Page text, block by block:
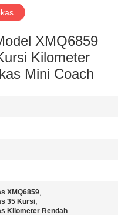
XMQ6859
Kilometer
Mini Coach
XMQ6859,
35 Kursi,
Kilometer Rendah